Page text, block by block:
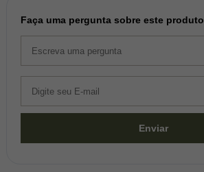
Faça uma pergunta sobre este produto
Enviar